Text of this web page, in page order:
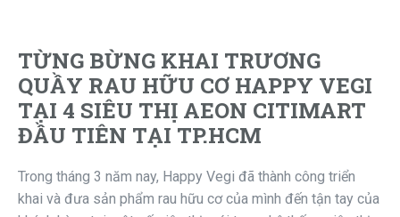
TỪNG BỪNG KHAI TRƯƠNG
QUẦY RAU HỮU CƠ HAPPY VEGI
TẠI 4 SIÊU THỊ AEON CITIMART
ĐẦU TIÊN TẠI TP.HCM
Trong tháng 3 năm nay, Happy Vegi đã thành công triển
khai và đưa sản phẩm rau hữu cơ của mình đến tận tay của